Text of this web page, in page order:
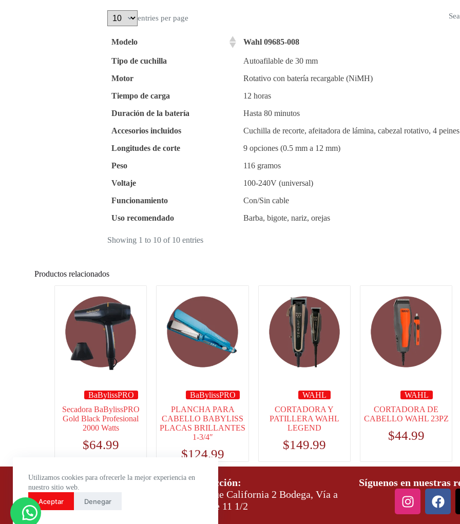
Utilizamos cookies para ofrecerle la mejor experiencia en
nuestro sitio web.
Aceptar Denegar
entries per page
Modelo Wahl 09685-008
Tipo de cuchilla
Autoafilable de 30 mm
Motor
Rotativo con batería recargable (NiMH)
Tiempo de carga
12 horas
Duración de la batería
Hasta 80 minutos
Accesorios incluidos
Cuchilla de recorte, afeitadora de lámina, cabezal rotativo, 4 peines
Longitudes de corte
9 opciones (0.5 mm a 12 mm)
Peso
116 gramos
Voltaje
100-240V (universal)
Funcionamiento
Con/Sin cable
Uso recomendado
Barba, bigote, nariz, orejas
Showing 1 to 10 of 10 entries
Productos relacionados
BaBylissPRO
Secadora BaBylissPRO
Gold Black Profesional
2000 Watts
$64.99
BaBylissPRO
PLANCHA PARA
CABELLO BABYLISS
PLACAS BRILLANTES
1-3/4″
$124.99
WAHL
CORTADORA Y
PATILLERA WAHL
LEGEND
$149.99
WAHL
CORTADORA DE
CABELLO WAHL 23PZ
$44.99
Horario de atención:
Lunes a Viernes: 9:00 – 18:00
Sábados: 9:00 – 14:00
Dirección:
Parque California 2 Bodega, Vía a
Daule 11 1/2
Síguenos en nuestras